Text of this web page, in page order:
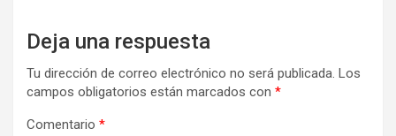
Deja una respuesta
Tu dirección de correo electrónico no será publicada. Los
campos obligatorios están marcados con *
Comentario *